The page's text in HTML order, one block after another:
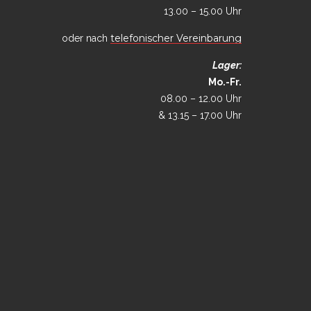
13.00 – 15.00 Uhr
oder nach telefonischer Vereinbarung
Lager:
Mo.-Fr.
08.00 – 12.00 Uhr
& 13.15 – 17.00 Uhr